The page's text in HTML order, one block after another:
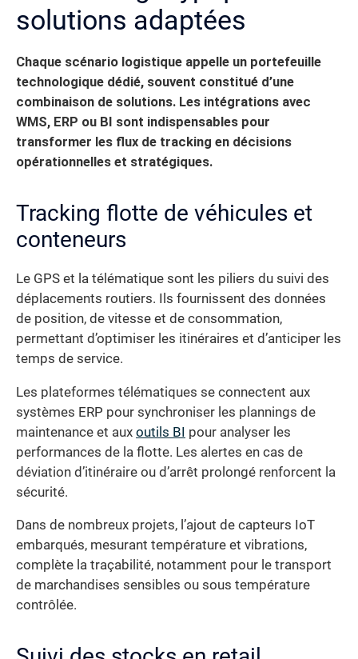
solutions adaptées
Chaque scénario logistique appelle un portefeuille
technologique dédié, souvent constitué d’une
combinaison de solutions. Les intégrations avec
WMS, ERP ou BI sont indispensables pour
transformer les flux de tracking en décisions
opérationnelles et stratégiques.
Tracking flotte de véhicules et
conteneurs
Le GPS et la télématique sont les piliers du suivi des
déplacements routiers. Ils fournissent des données
de position, de vitesse et de consommation,
permettant d’optimiser les itinéraires et d’anticiper les
temps de service.
Les plateformes télématiques se connectent aux
systèmes ERP pour synchroniser les plannings de
maintenance et aux outils BI pour analyser les
performances de la flotte. Les alertes en cas de
déviation d’itinéraire ou d’arrêt prolongé renforcent la
sécurité.
Dans de nombreux projets, l’ajout de capteurs IoT
embarqués, mesurant température et vibrations,
complète la traçabilité, notamment pour le transport
de marchandises sensibles ou sous température
contrôlée.